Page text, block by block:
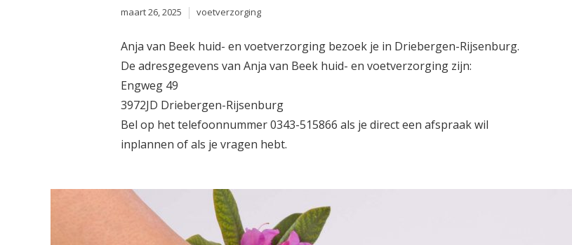
maart 26, 2025 voetverzorging
Anja van Beek huid- en voetverzorging bezoek je in Driebergen-Rijsenburg.
De adresgegevens van Anja van Beek huid- en voetverzorging zijn:
Engweg 49
3972JD Driebergen-Rijsenburg
Bel op het telefoonnummer 0343-515866 als je direct een afspraak wil
inplannen of als je vragen hebt.